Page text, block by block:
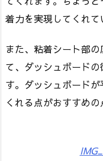
着力を実現してくれて
また、粘着シート部
て、ダッシュボード
す。ダッシュボード
くれる点がおすすめの